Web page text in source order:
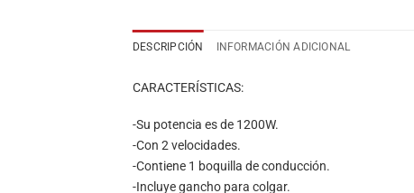
DESCRIPCIÓN INFORMACIÓN ADICIONAL
CARACTERÍSTICAS:
-Su potencia es de 1200W.
-Con 2 velocidades.
-Contiene 1 boquilla de conducción.
-Incluye gancho para colgar.